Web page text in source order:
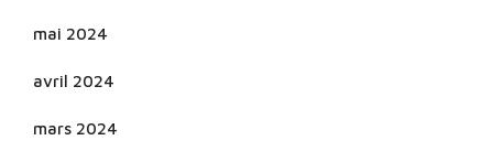
mai 2024
avril 2024
mars 2024